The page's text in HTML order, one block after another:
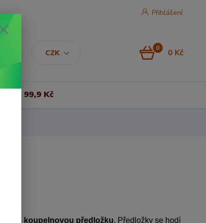
CZK
Přihlášení
0 0 Kč
Vše za 99,9 Kč
koupelnovou předložku. Předložky se hodí